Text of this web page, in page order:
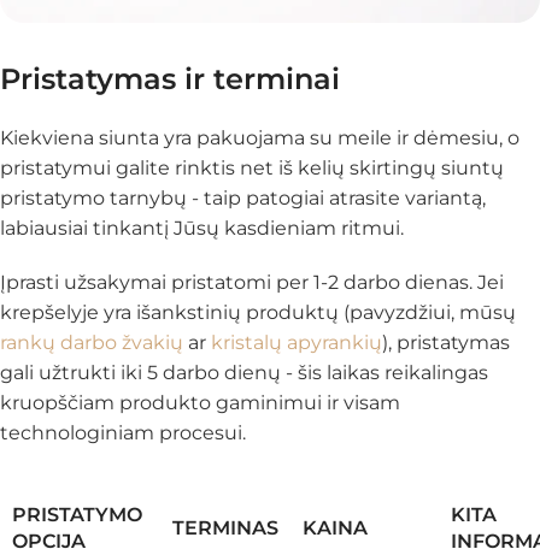
Pristatymas ir terminai
Kiekviena siunta yra pakuojama su meile ir dėmesiu, o
pristatymui galite rinktis net iš kelių skirtingų siuntų
pristatymo tarnybų - taip patogiai atrasite variantą,
labiausiai tinkantį Jūsų kasdieniam ritmui.
Įprasti užsakymai pristatomi per 1-2 darbo dienas. Jei
krepšelyje yra išankstinių produktų (pavyzdžiui, mūsų
rankų darbo žvakių ar kristalų apyrankių), pristatymas
gali užtrukti iki 5 darbo dienų - šis laikas reikalingas
kruopščiam produkto gaminimui ir visam
technologiniam procesui.
PRISTATYMO
OPCIJA
TERMINAS KAINA
KITA